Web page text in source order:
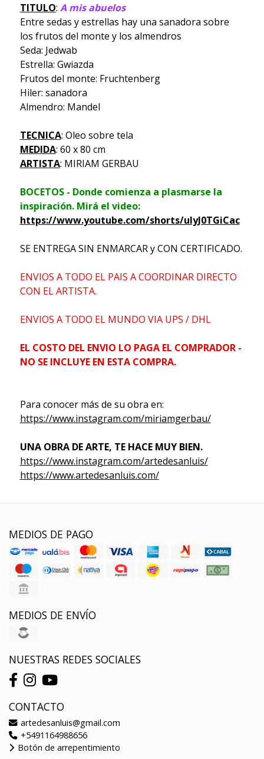
TITULO: A mis abuelos
Entre sedas y estrellas hay una sanadora sobre
los frutos del monte y los almendros
Seda: Jedwab
Estrella: Gwiazda
Frutos del monte: Fruchtenberg
Hiler: sanadora
Almendro: Mandel
TECNICA: Oleo sobre tela
MEDIDA: 60 x 80 cm
ARTISTA: MIRIAM GERBAU
BOCETOS - Donde comienza a plasmarse la
inspiración. Mirá el video:
https://www.youtube.com/shorts/ulyJ0TGiCac
SE ENTREGA SIN ENMARCAR y CON CERTIFICADO.
ENVIOS A TODO EL PAIS A COORDINAR DIRECTO
CON EL ARTISTA.
ENVIOS A TODO EL MUNDO VIA UPS / DHL
EL COSTO DEL ENVIO LO PAGA EL COMPRADOR -
NO SE INCLUYE EN ESTA COMPRA.
Para conocer más de su obra en:
https://www.instagram.com/miriamgerbau/
UNA OBRA DE ARTE, TE HACE MUY BIEN.
https://www.instagram.com/artedesanluis/
https://www.artedesanluis.com/
MEDIOS DE PAGO
MEDIOS DE ENVÍO
NUESTRAS REDES SOCIALES
CONTACTO
artedesanluis@gmail.com
+5491164988656
Botón de arrepentimiento